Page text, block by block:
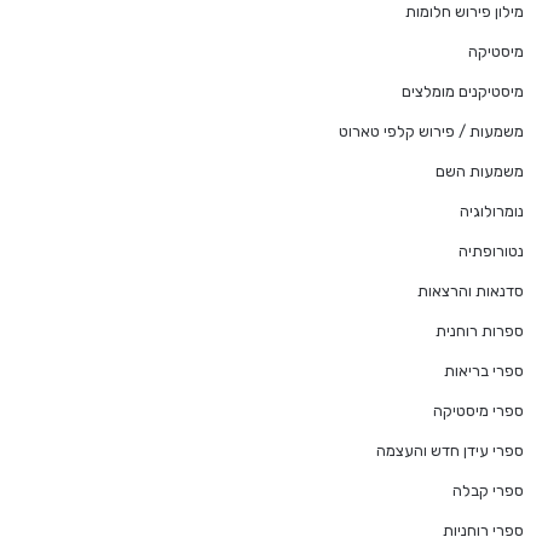
מילון פירוש חלומות
מיסטיקה
מיסטיקנים מומלצים
משמעות / פירוש קלפי טארוט
משמעות השם
נומרולוגיה
נטורופתיה
סדנאות והרצאות
ספרות רוחנית
ספרי בריאות
ספרי מיסטיקה
ספרי עידן חדש והעצמה
ספרי קבלה
ספרי רוחניות